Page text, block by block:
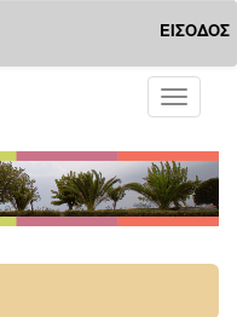
ΕΙΣΟΔΟΣ
Toggle